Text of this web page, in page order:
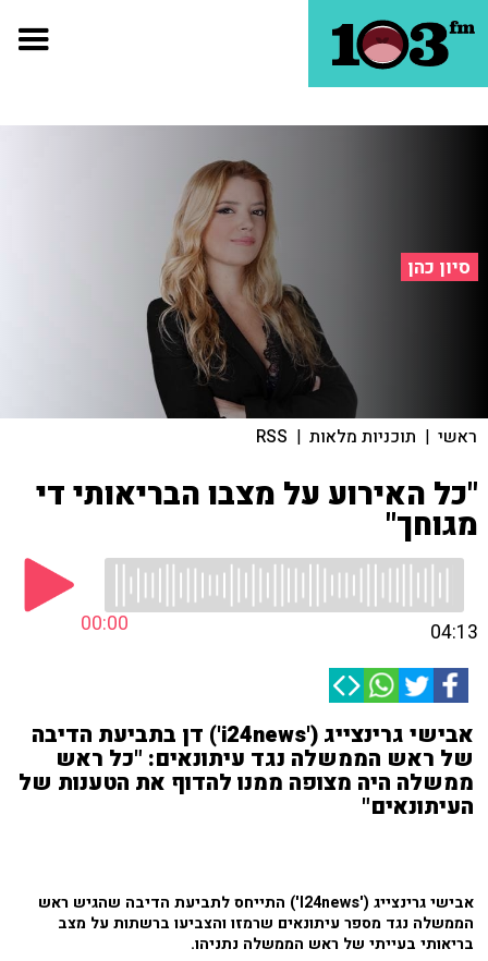
סיון כהן
ראשי | תוכניות מלאות |
RSS
"כל האירוע על מצבו הבריאותי די
מגוחך"
00:00 04:13
אבישי גרינצייג ('i24news') דן בתביעת הדיבה
של ראש הממשלה נגד עיתונאים: "כל ראש
ממשלה היה מצופה ממנו להדוף את הטענות של
העיתונאים"
אבישי גרינצייג ('I24news') התייחס לתביעת הדיבה שהגיש ראש
הממשלה נגד מספר עיתונאים שרמזו והצביעו ברשתות על מצב
בריאותי בעייתי של ראש הממשלה נתניהו.